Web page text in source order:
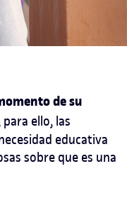
de su
ello, las
educativa
sobre que es una